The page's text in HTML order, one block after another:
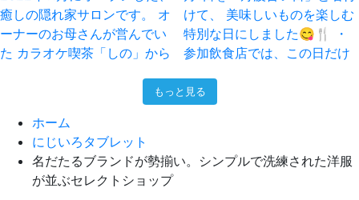
もっと見る
ホーム
にじいろタブレット
名だたるブランドが勢揃い。シンプルで洗練された洋服
が並ぶセレクトショップ